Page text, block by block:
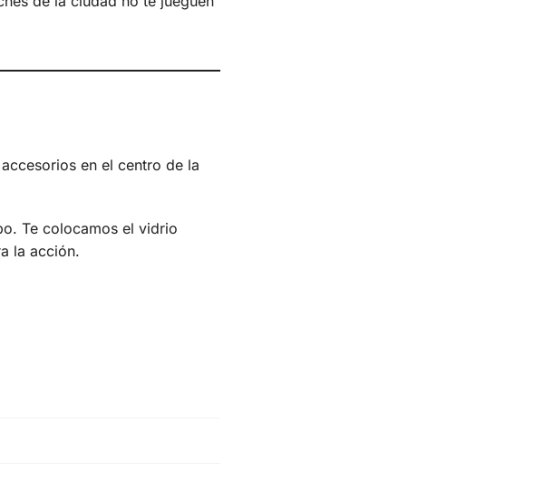
en el centro de la
Te colocamos el vidrio
la acción.